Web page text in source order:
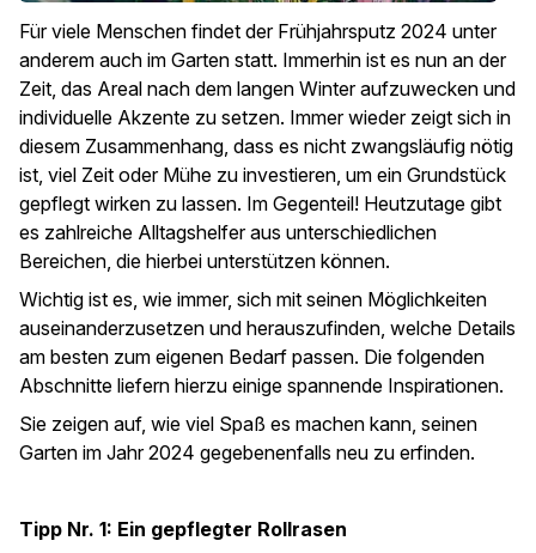
Für viele Menschen findet der Frühjahrsputz 2024 unter
anderem auch im Garten statt. Immerhin ist es nun an der
Zeit, das Areal nach dem langen Winter aufzuwecken und
individuelle Akzente zu setzen. Immer wieder zeigt sich in
diesem Zusammenhang, dass es nicht zwangsläufig nötig
ist, viel Zeit oder Mühe zu investieren, um ein Grundstück
gepflegt wirken zu lassen. Im Gegenteil! Heutzutage gibt
es zahlreiche Alltagshelfer aus unterschiedlichen
Bereichen, die hierbei unterstützen können.
Wichtig ist es, wie immer, sich mit seinen Möglichkeiten
auseinanderzusetzen und herauszufinden, welche Details
am besten zum eigenen Bedarf passen. Die folgenden
Abschnitte liefern hierzu einige spannende Inspirationen.
Sie zeigen auf, wie viel Spaß es machen kann, seinen
Garten im Jahr 2024 gegebenenfalls neu zu erfinden.
Tipp Nr. 1: Ein gepflegter Rollrasen